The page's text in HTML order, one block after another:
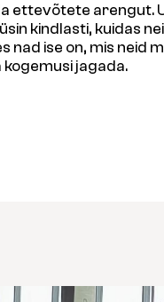
arengut.
kindlasti, kuidas
ise on, mis neid
kogemusi jagada.